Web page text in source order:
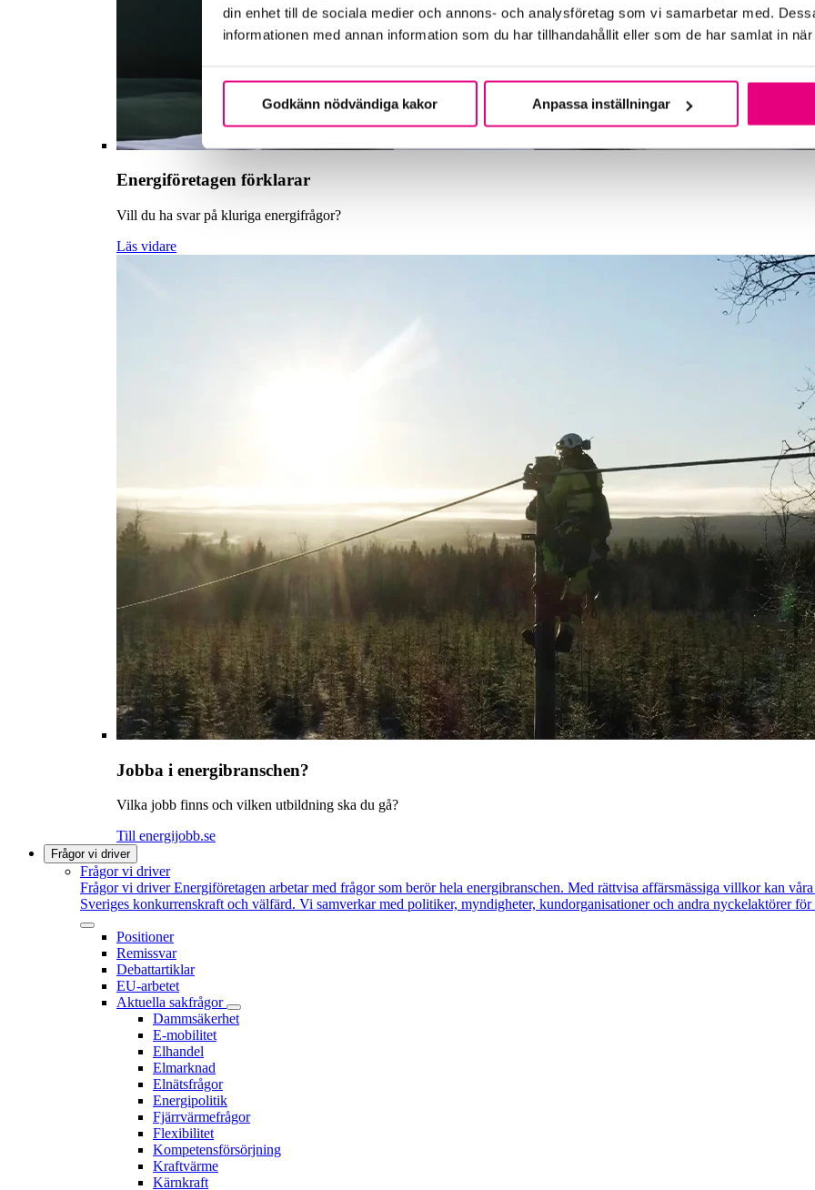
din enhet till de sociala medier och annons- och analysföretag som vi samarbetar med.
informationen med annan information som du har tillhandahållit eller som de har samlat in
Godkänn nödvändiga kakor Anpassa inställningar
Energiföretagen förklarar
Vill du ha svar på kluriga energifrågor?
Läs vidare
Jobba i energibranschen?
Vilka jobb finns och vilken utbildning ska du gå?
Till energijobb.se
Frågor vi driver
Frågor vi driver
Frågor vi driver Energiföretagen arbetar med frågor som berör hela energibranschen. Med rättvisa affärsmässiga villkor kan
Sveriges konkurrenskraft och välfärd. Vi samverkar med politiker, myndigheter, kundorganisationer och andra nyckelaktörer
Positioner
Remissvar
Debattartiklar
EU-arbetet
Aktuella sakfrågor
Dammsäkerhet
E-mobilitet
Elhandel
Elmarknad
Elnätsfrågor
Energipolitik
Fjärrvärmefrågor
Flexibilitet
Kompetensförsörjning
Kraftvärme
Kärnkraft